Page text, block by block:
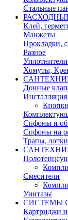
Стальные
Клей,
Манжеты
Прокладки,
Разное
Хомуты,
Донные
Инсталляция
Сифоны и
Сифоны на
Трапы, лотки
Смесители
Унитазы
СИСТЕМЫ
Картриджи